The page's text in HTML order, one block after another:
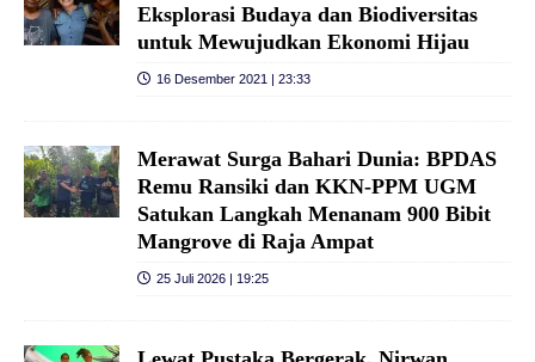
Eksplorasi Budaya dan Biodiversitas
untuk Mewujudkan Ekonomi Hijau
16 Desember 2021 | 23:33
Merawat Surga Bahari Dunia: BPDAS
Remu Ransiki dan KKN-PPM UGM
Satukan Langkah Menanam 900 Bibit
Mangrove di Raja Ampat
25 Juli 2026 | 19:25